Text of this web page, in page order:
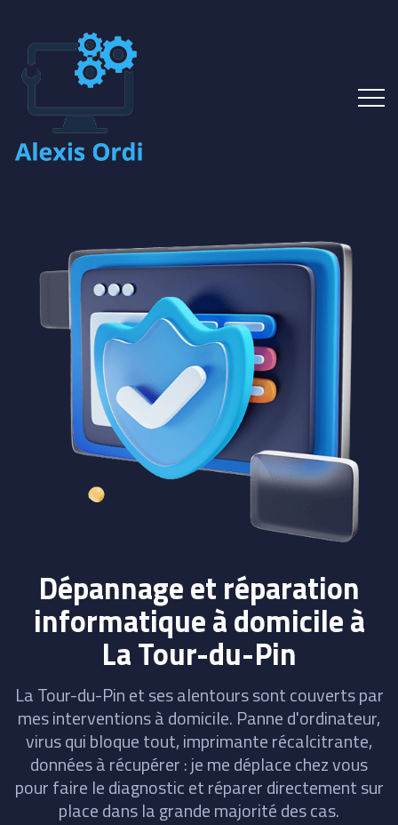
Dépannage et réparation
informatique à domicile à
La Tour-du-Pin
La Tour-du-Pin et ses alentours sont couverts par
mes interventions à domicile. Panne d'ordinateur,
virus qui bloque tout, imprimante récalcitrante,
données à récupérer : je me déplace chez vous
pour faire le diagnostic et réparer directement sur
place dans la grande majorité des cas.